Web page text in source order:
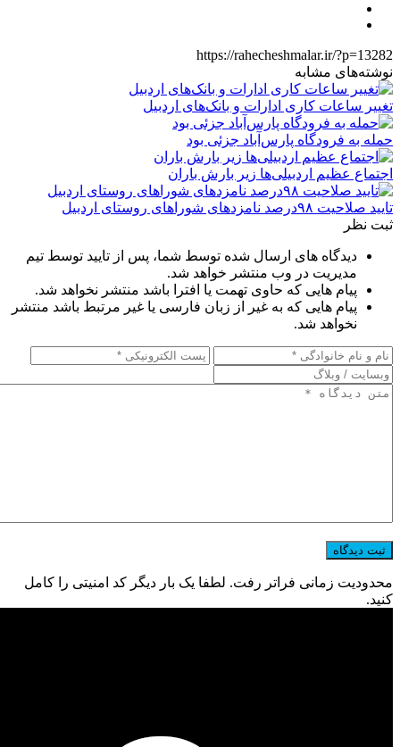
https://rahecheshmalar.ir/?p=13282
نوشته‌های مشابه
تغییر ساعات کاری ادارات و بانک‌های اردبیل
حمله به فرودگاه پارس‌‌آباد جزئی بود
اجتماع عظیم اردبیلی‌ها زیر بارش باران
تایید صلاحیت ۹۸درصد نامزدهای شوراهای روستای اردبیل
ثبت نظر
دیدگاه های ارسال شده توسط شما، پس از تایید توسط تیم
مدیریت در وب منتشر خواهد شد.
پیام هایی که حاوی تهمت یا افترا باشد منتشر نخواهد شد.
پیام هایی که به غیر از زبان فارسی یا غیر مرتبط باشد منتشر
نخواهد شد.
محدودیت زمانی فراتر رفت. لطفا یک بار دیگر کد امنیتی را کامل
کنید.